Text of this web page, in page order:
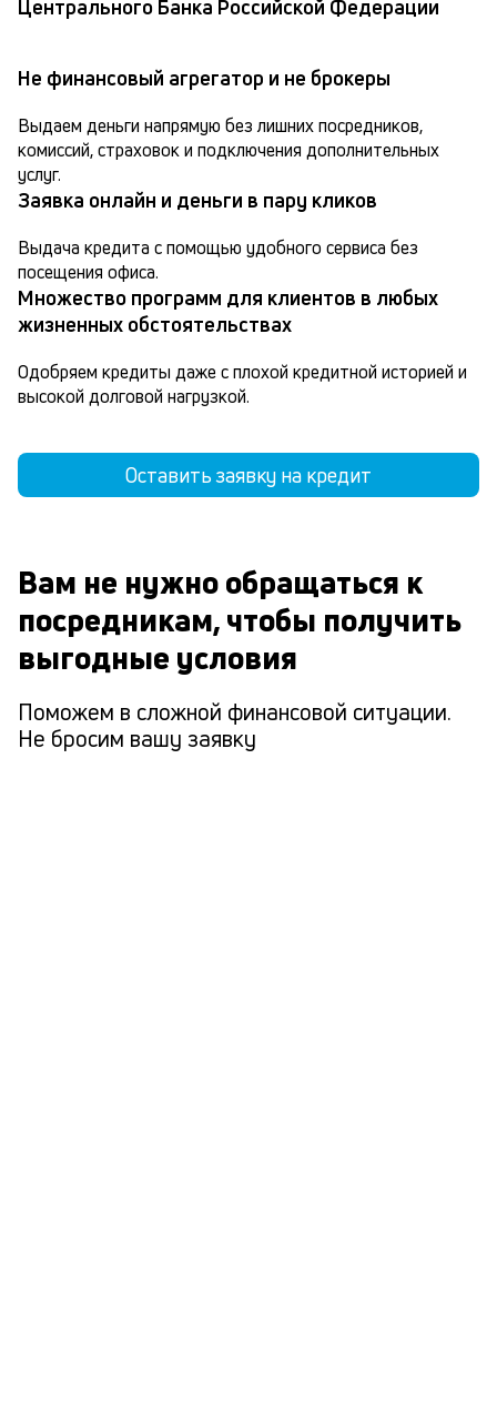
Центрального Банка Российской Федерации
Не финансовый агрегатор и не брокеры
Выдаем деньги напрямую без лишних посредников,
комиссий, страховок и подключения дополнительных
услуг.
Заявка онлайн и деньги в пару кликов
Выдача кредита с помощью удобного сервиса без
посещения офиса.
Множество программ для клиентов в любых
жизненных обстоятельствах
Одобряем кредиты даже с плохой кредитной историей и
высокой долговой нагрузкой.
Оставить заявку на кредит
Вам не нужно обращаться к
посредникам, чтобы получить
выгодные условия
Поможем в сложной финансовой ситуации.
Не бросим вашу заявку